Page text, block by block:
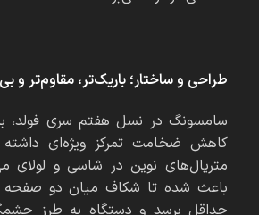
طراحی و ساختار؛ باریک‌تر، مقاوم‌تر و
سامسونگ در نسل هفتم سری فولد، بر
کاهش ضخامت تمرکز ویژه‌ای
متریال‌های نوین در شاسی و لولای
باعث شده تا شکاف میان دو صفحه